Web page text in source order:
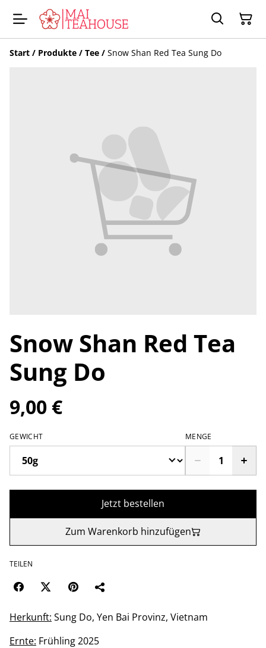
Start / Produkte / Tee / Snow Shan Red Tea Sung Do
Snow Shan Red Tea
Sung Do
9,00 €
GEWICHT MENGE
Jetzt bestellen
Zum Warenkorb hinzufügen
TEILEN
Herkunft: Sung Do, Yen Bai Provinz, Vietnam
Ernte: Frühling 2025